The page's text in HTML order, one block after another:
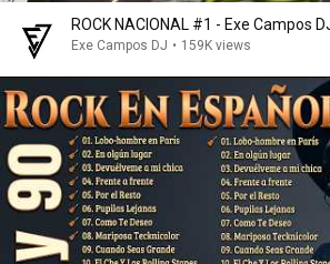
ROCK NACIONAL #1 - Exe Campos
Exe Campos DJ • 159K views